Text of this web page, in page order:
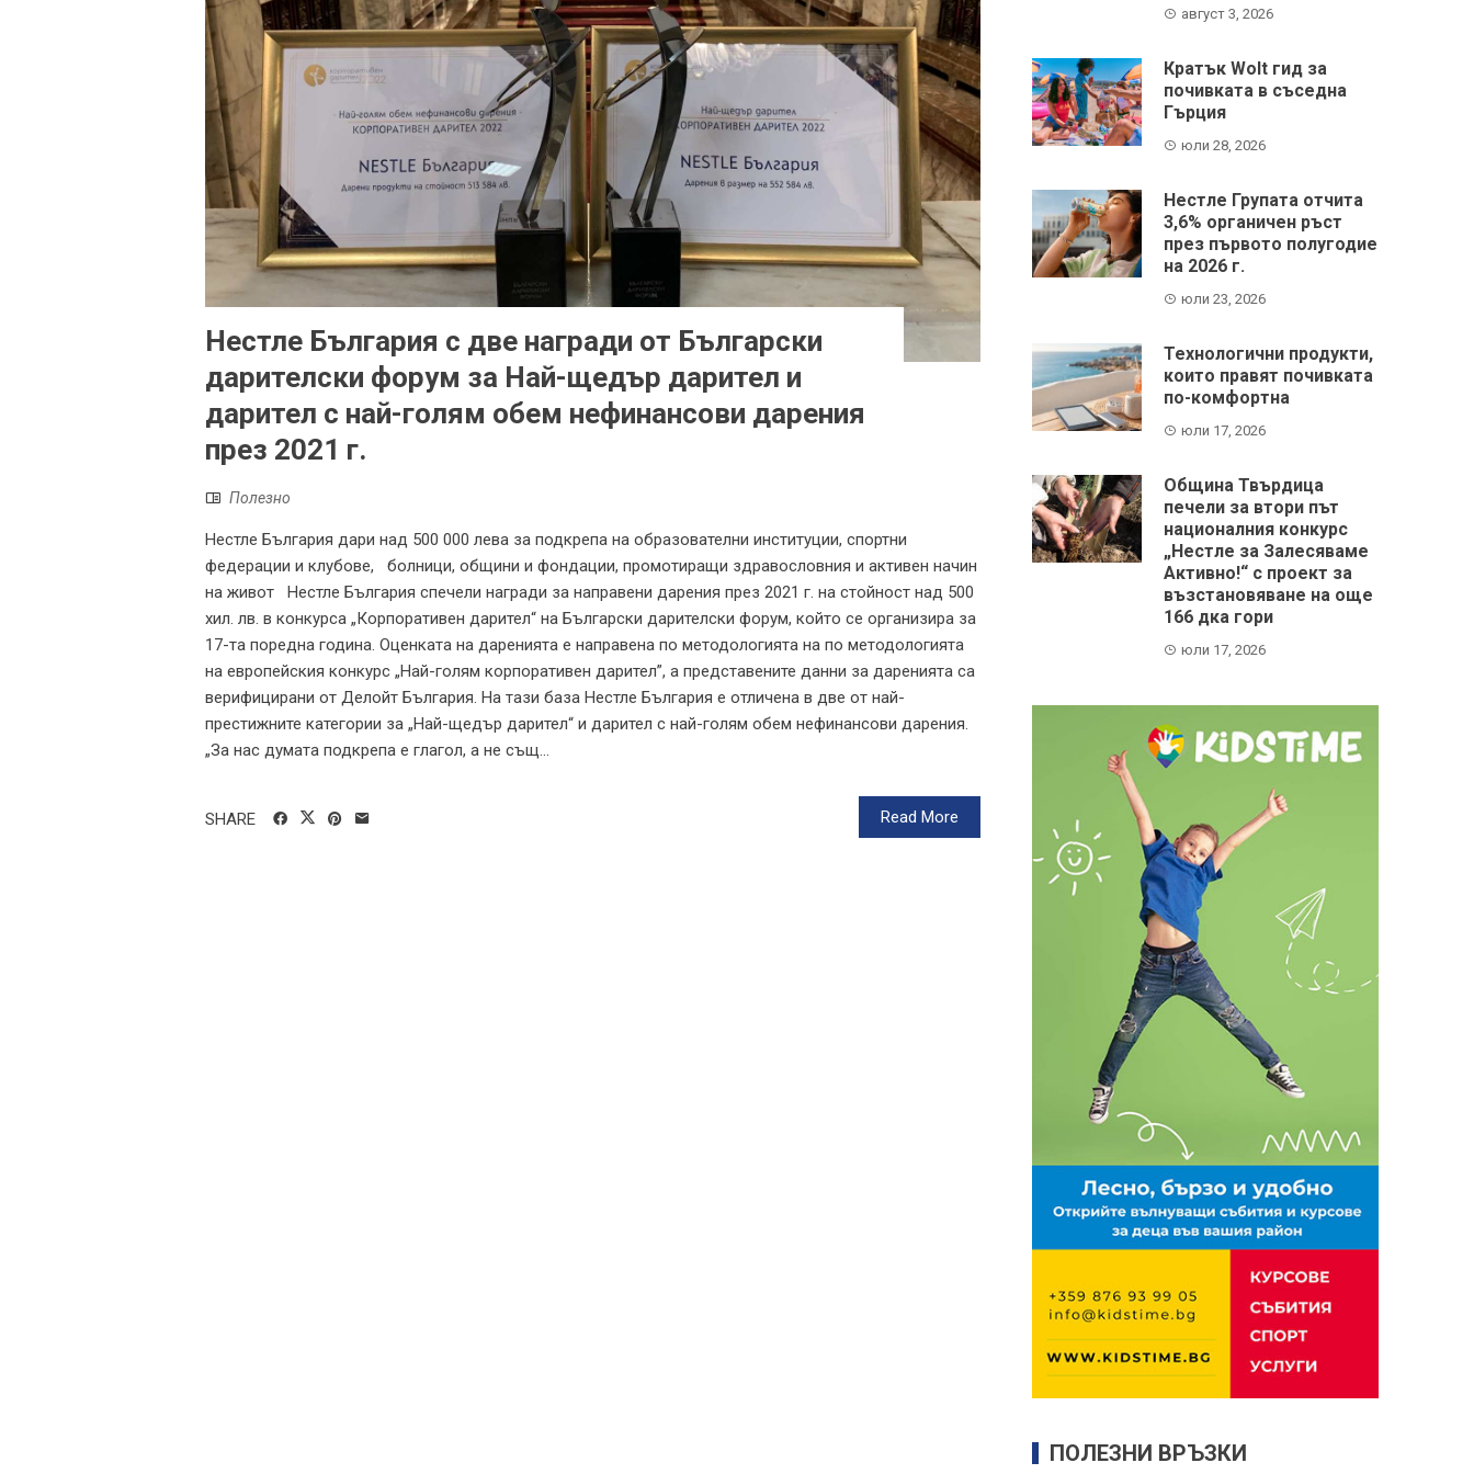
Нестле България с две награди от Български
дарителски форум за Най-щедър дарител и
дарител с най-голям обем нефинансови дарения
през 2021 г.
Полезно
Нестле България дари над 500 000 лева за подкрепа на образователни институции, спортни
федерации и клубове, болници, общини и фондации, промотиращи здравословния и активен начин
на живот Нестле България спечели награди за направени дарения през 2021 г. на стойност над 500
хил. лв. в конкурса „Корпоративен дарител“ на Български дарителски форум, който се организира за
17-та поредна година. Оценката на даренията е направена по методологията на по методологията
на европейския конкурс „Най-голям корпоративен дарител”, а представените данни за даренията са
верифицирани от Делойт България. На тази база Нестле България е отличена в две от най-
престижните категории за „Най-щедър дарител“ и дарител с най-голям обем нефинансови дарения.
„За нас думата подкрепа е глагол, а не същ...
Read More
SHARE
август 3, 2026
Кратък Wolt гид за
почивката в съседна
Гърция
юли 28, 2026
Нестле Групата отчита
3,6% органичен ръст
през първото полугодие
на 2026 г.
юли 23, 2026
Технологични продукти,
които правят почивката
по-комфортна
юли 17, 2026
Община Твърдица
печели за втори път
националния конкурс
„Нестле за Залесяваме
Активно!“ с проект за
възстановяване на още
166 дка гори
юли 17, 2026
ПОЛЕЗНИ ВРЪЗКИ